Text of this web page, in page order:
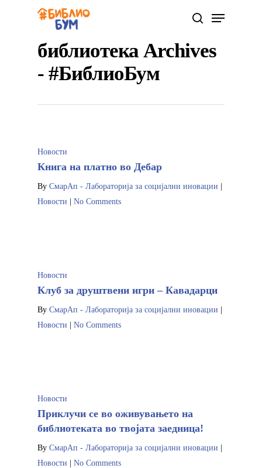
Hit enter to search or ESC to close
библиотека Archives
- #БиблиоБум
Новости
Книга на платно во Дебар
By СмарАп - Лабораторија за социјални иновации
Новости
No Comments
Новости
Клуб за друштвени игри – Кавадарци
By СмарАп - Лабораторија за социјални иновации
Новости
No Comments
Новости
Приклучи се во оживувањето на
библиотеката во твојата заедница!
By СмарАп - Лабораторија за социјални иновации
Новости
No Comments
Почетна